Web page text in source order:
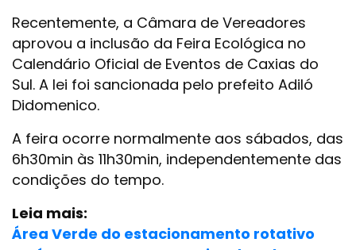
Recentemente, a Câmara de Vereadores
aprovou a inclusão da Feira Ecológica no
Calendário Oficial de Eventos de Caxias do
Sul. A lei foi sancionada pelo prefeito Adiló
Didomenico.
A feira ocorre normalmente aos sábados, das
6h30min às 11h30min, independentemente das
condições do tempo.
Leia mais:
Área Verde do estacionamento rotativo